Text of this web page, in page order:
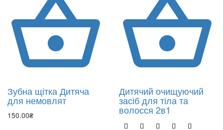
Зубна щітка Дитяча
для немовлят
150.00₴
Дитячий очищуючий
засіб для тіла та
волосся 2в1